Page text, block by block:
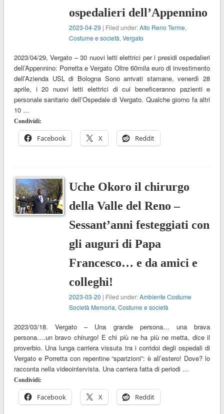
ospedalieri dell’Appennino
2023-04-29 | Filed under:Alto Reno Terme,
Costume e società,Vergato
2023/04/29, Vergato – 30 nuovi letti elettrici per i presidi ospedalieri
dell’Appennino: Porretta e Vergato Oltre 60mila euro di investimento
dell’Azienda USL di Bologna Sono arrivati stamane, venerdì 28
aprile, i 20 nuovi letti elettrici di cui beneficeranno pazienti e
personale sanitario dell’Ospedale di Vergato. Qualche giorno fa altri
10 …
Condividi:
Facebook X Reddit
Uche Okoro il chirurgo
della Valle del Reno –
Sessant’anni festeggiati con
gli auguri di Papa
Francesco… e da amici e
colleghi!
2023-03-20 | Filed under:Ambiente Costume
Società Memoria,Costume e società
2023/03/18. Vergato – Una grande persona… una brava
persona….un bravo chirurgo! E chi più ne ha più ne metta, dice il
proverbio. Una lunga carriera vissuta tra i corridoi degli ospedali di
Vergato e Porretta con repentine “sparizioni”: è all’estero! Dove? lo
racconta nella videointervista. Una carriera fatta di periodi …
Condividi:
Facebook X Reddit